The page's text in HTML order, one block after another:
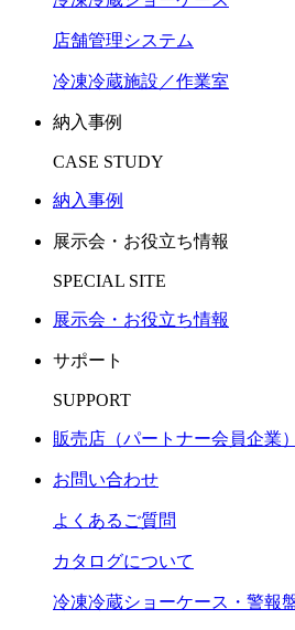
店舗管理システム
冷凍冷蔵施設／作業室
納入事例
CASE STUDY
納入事例
展示会・お役立ち情報
SPECIAL SITE
展示会・お役立ち情報
サポート
SUPPORT
販売店（パートナー会員企業）
お問い合わせ
よくあるご質問
カタログについて
冷凍冷蔵ショーケース・警報